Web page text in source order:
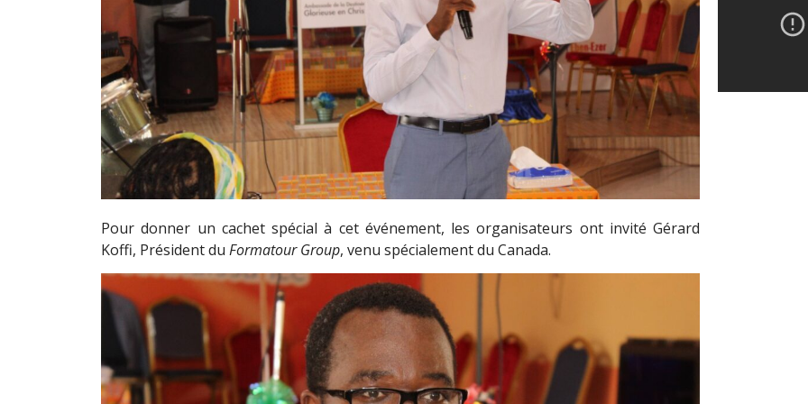
Pour donner un cachet spécial à cet événement, les organisateurs ont invité Gérard
Koffi, Président du Formatour Group, venu spécialement du Canada.